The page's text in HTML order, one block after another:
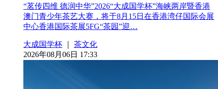
“茗传四维 德润中华”2026“大成国学杯”海峡两岸暨香港
澳门青少年茶艺大赛，将于8月15日在香港湾仔国际会展
中心香港国际茶展5FG“茶园”迎…
大成国学杯
茶文化
2026年08月06日 17:33